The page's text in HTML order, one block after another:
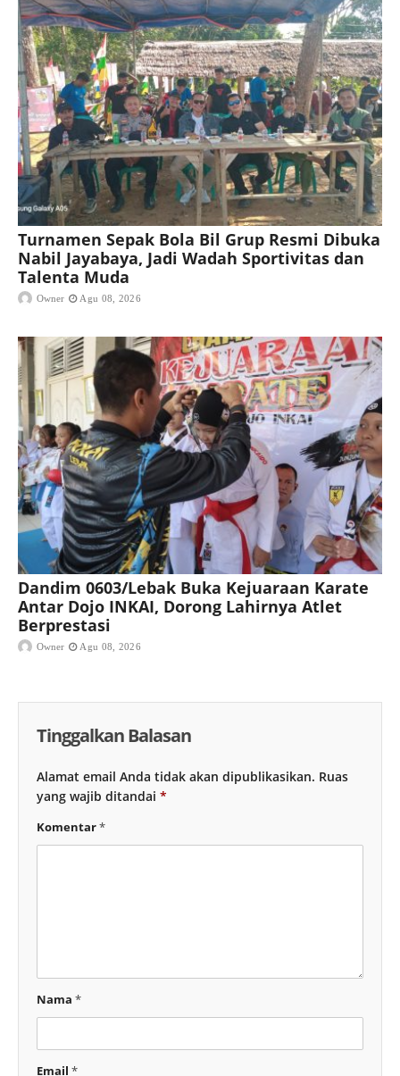
Turnamen Sepak Bola Bil Grup Resmi Dibuka
Nabil Jayabaya, Jadi Wadah Sportivitas dan
Talenta Muda
Owner Agu 08, 2026
Dandim 0603/Lebak Buka Kejuaraan Karate
Antar Dojo INKAI, Dorong Lahirnya Atlet
Berprestasi
Owner Agu 08, 2026
Tinggalkan Balasan
Alamat email Anda tidak akan dipublikasikan. Ruas
yang wajib ditandai *
Komentar*
Nama *
Email *